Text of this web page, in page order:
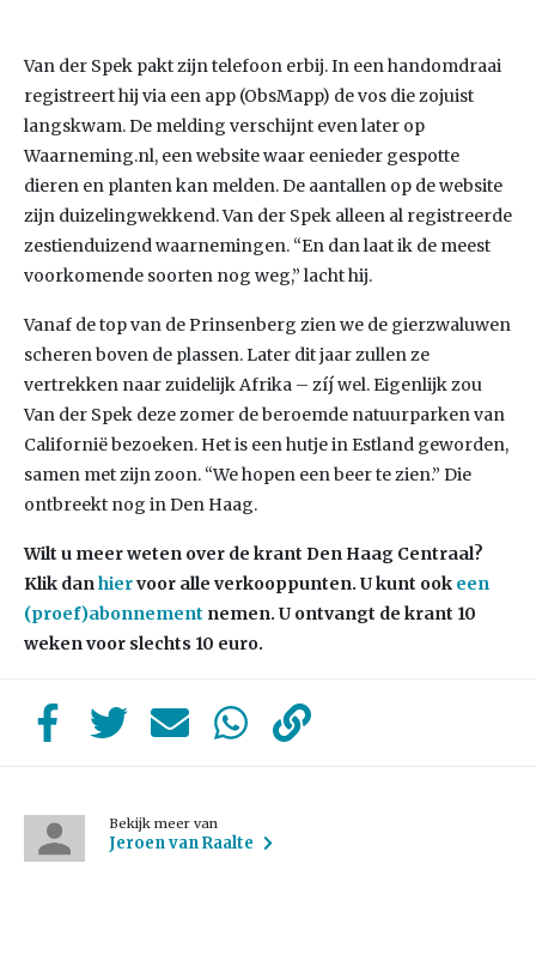
Van der Spek pakt zijn telefoon erbij. In een handomdraai
registreert hij via een app (ObsMapp) de vos die zojuist
langskwam. De melding verschijnt even later op
Waarneming.nl, een website waar eenieder gespotte
dieren en planten kan melden. De aantallen op de website
zijn duizelingwekkend. Van der Spek alleen al registreerde
zestienduizend waarnemingen. “En dan laat ik de meest
voorkomende soorten nog weg,” lacht hij.
Vanaf de top van de Prinsenberg zien we de gierzwaluwen
scheren boven de plassen. Later dit jaar zullen ze
vertrekken naar zuidelijk Afrika – zíj wel. Eigenlijk zou
Van der Spek deze zomer de beroemde natuurparken van
Californië bezoeken. Het is een hutje in Estland geworden,
samen met zijn zoon. “We hopen een beer te zien.” Die
ontbreekt nog in Den Haag.
Wilt u meer weten over de krant Den Haag Centraal?
Klik danhiervoor alle verkooppunten. U kunt ook een
(proef)abonnement nemen. U ontvangt de krant 10
weken voor slechts 10 euro.
Bekijk meer van
Jeroen van Raalte